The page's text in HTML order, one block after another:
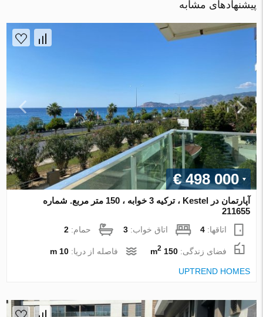
پیشنهادهای مشابه
€ 498 000
آپارتمان در Kestel ، ترکیه 3 خوابه ، 150 متر مربع. شماره
211655
اتاقها:4 اتاق خواب:3 حمام:2
فضای زندگی:150 m
2 فاصله از دریا:10 m
UPTREND HOMES